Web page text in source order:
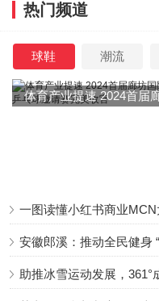
热门频道
球鞋 潮流
体育产业提速 2024首届
安徽郎溪：推动全民健身
助推冰雪运动发展，